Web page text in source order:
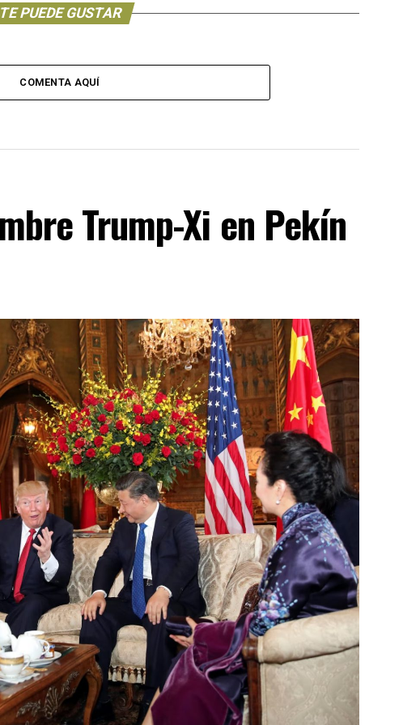
PUEDE GUSTAR
COMENTA AQUÍ
Trump-Xi en Pekín